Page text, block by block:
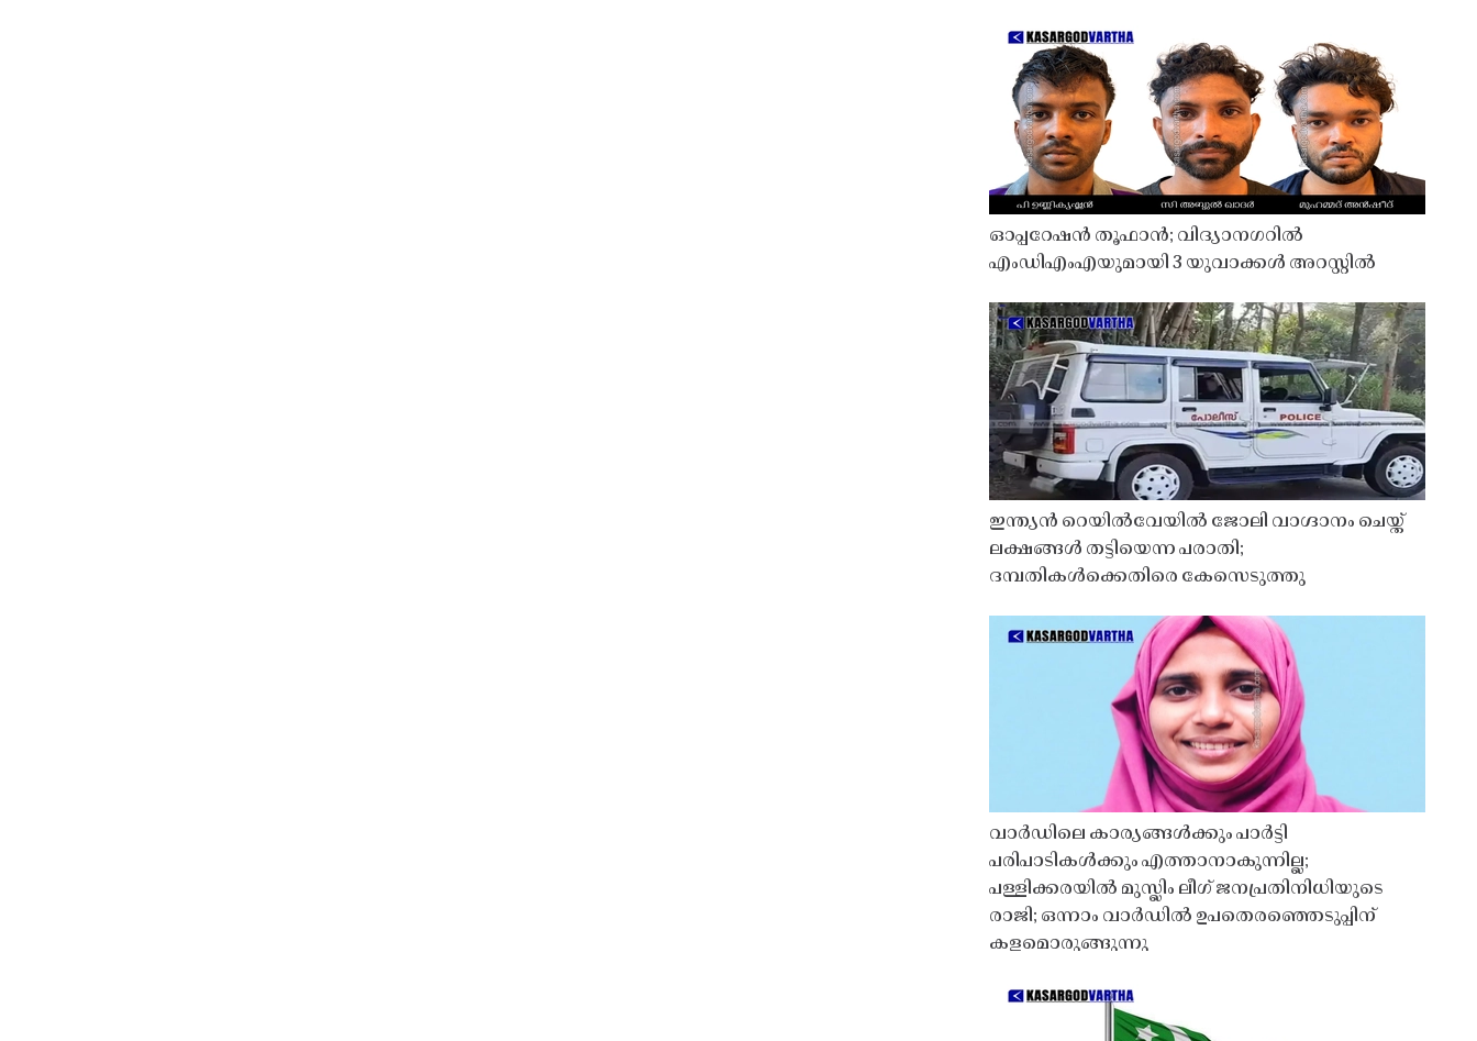
ഓപ്പറേഷൻ തൂഫാൻ; വിദ്യാനഗറിൽ
എംഡിഎംഎയുമായി 3 യുവാക്കൾ അറസ്റ്റിൽ
ഇന്ത്യൻ റെയിൽവേയിൽ ജോലി വാഗ്ദാനം ചെയ്ത്
ലക്ഷങ്ങൾ തട്ടിയെന്ന പരാതി;
ദമ്പതികൾക്കെതിരെ കേസെടുത്തു
വാർഡിലെ കാര്യങ്ങൾക്കും പാർട്ടി
പരിപാടികൾക്കും എത്താനാകുന്നില്ല;
പള്ളിക്കരയിൽ മുസ്ലിം ലീഗ് ജനപ്രതിനിധിയുടെ
രാജി; ഒന്നാം വാർഡിൽ ഉപതെരഞ്ഞെടുപ്പിന്
കളമൊരുങ്ങുന്നു